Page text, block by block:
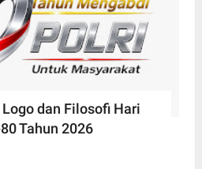
dan Filosofi Hari
Tahun 2026